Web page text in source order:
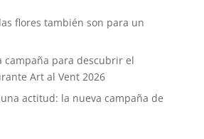
flores también son para un
campaña para descubrir el
Art al Vent 2026
actitud: la nueva campaña de